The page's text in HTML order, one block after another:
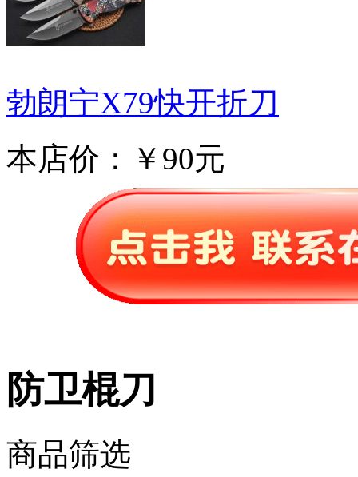
勃朗宁X79快开折刀
本店价：
￥90元
防卫棍刀
商品筛选